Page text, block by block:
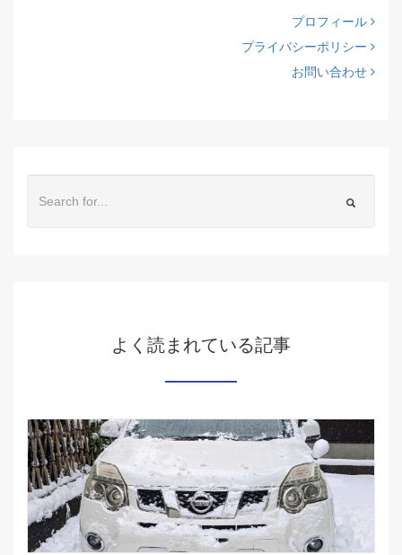
プロフィール
プライバシーポリシー
お問い合わせ
よく読まれている記事